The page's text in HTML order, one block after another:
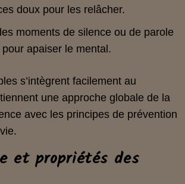
doux pour les relâcher.
moments de silence ou de parole
apaiser le mental.
s’intègrent facilement au
une approche globale de la
avec les principes de prévention
et propriétés des